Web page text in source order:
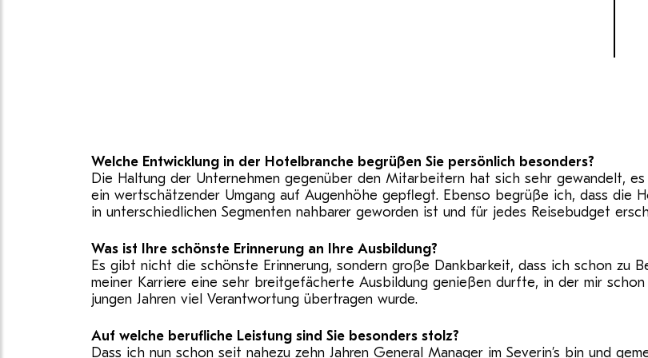
Welche Entwicklung in der Hotelbranche begrüßen Sie persönlich besonders?
Die Haltung der Unternehmen gegenüber den Mitarbeitern hat sich sehr gewandelt, es
ein wertschätzender Umgang auf Augenhöhe gepflegt. Ebenso begrüße ich, dass die
in unterschiedlichen Segmenten nahbarer geworden ist und für jedes Reisebudget
Was ist Ihre schönste Erinnerung an Ihre Ausbildung?
Es gibt nicht die schönste Erinnerung, sondern große Dankbarkeit, dass ich schon zu
meiner Karriere eine sehr breitgefächerte Ausbildung genießen durfte, in der mir schon
jungen Jahren viel Verantwortung übertragen wurde.
Auf welche berufliche Leistung sind Sie besonders stolz?
Dass ich nun schon seit nahezu zehn Jahren General Manager im Severin’s bin und